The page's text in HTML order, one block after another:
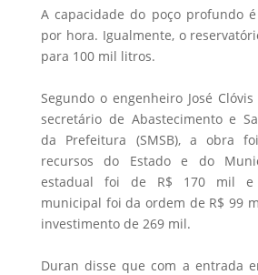
A capacidade do poço profundo
por hora. Igualmente, o
para 100 mil litros.
Segundo o engenheiro José
secretário de Abastecimento e
da Prefeitura (SMSB), a obra
recursos do Estado e do
estadual foi de R$ 170 mil e
municipal foi da ordem de R$ 99
investimento de 269 mil.
Duran disse que com a entrada